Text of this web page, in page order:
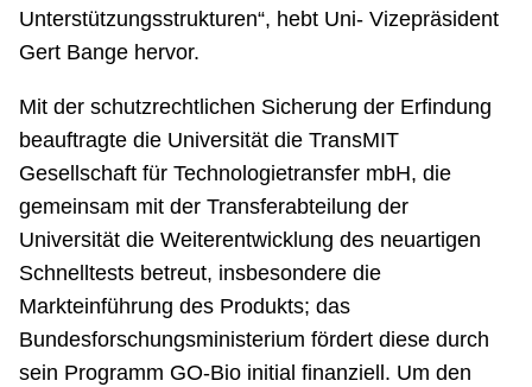
Unterstützungsstrukturen“, hebt Uni- Vizepräsident
Gert Bange hervor.
Mit der schutzrechtlichen Sicherung der Erfindung
beauftragte die Universität die TransMIT
Gesellschaft für Technologietransfer mbH, die
gemeinsam mit der Transferabteilung der
Universität die Weiterentwicklung des neuartigen
Schnelltests betreut, insbesondere die
Markteinführung des Produkts; das
Bundesforschungsministerium fördert diese durch
sein Programm GO-Bio initial finanziell. Um den